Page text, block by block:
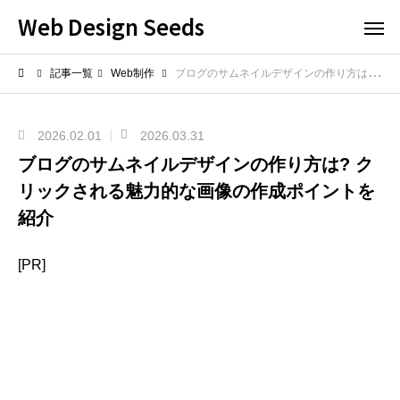
Web Design Seeds
記事一覧 Web制作 ブログのサムネイルデザインの作り方は? クリックされる魅力的な画像の作成ポイントを紹介
2026.02.01 2026.03.31
ブログのサムネイルデザインの作り方は? ク
リックされる魅力的な画像の作成ポイントを
紹介
[PR]